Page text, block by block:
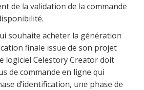
de la validation de la commande
souhaite acheter la génération
finale issue de son projet
logiciel Celestory Creator doit
de commande en ligne qui
d’identification, une phase de